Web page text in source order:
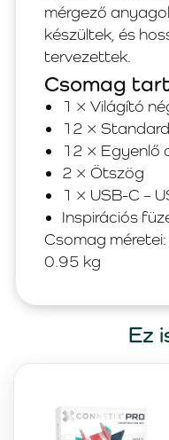
mérgező
készültek, és
tervezettek.
Csomag
1 × Világító
12 ×
12 × Egyenlő
2 × Ötszög
1 × USB-C –
Inspirációs
Csomag
0.95 kg
Ez